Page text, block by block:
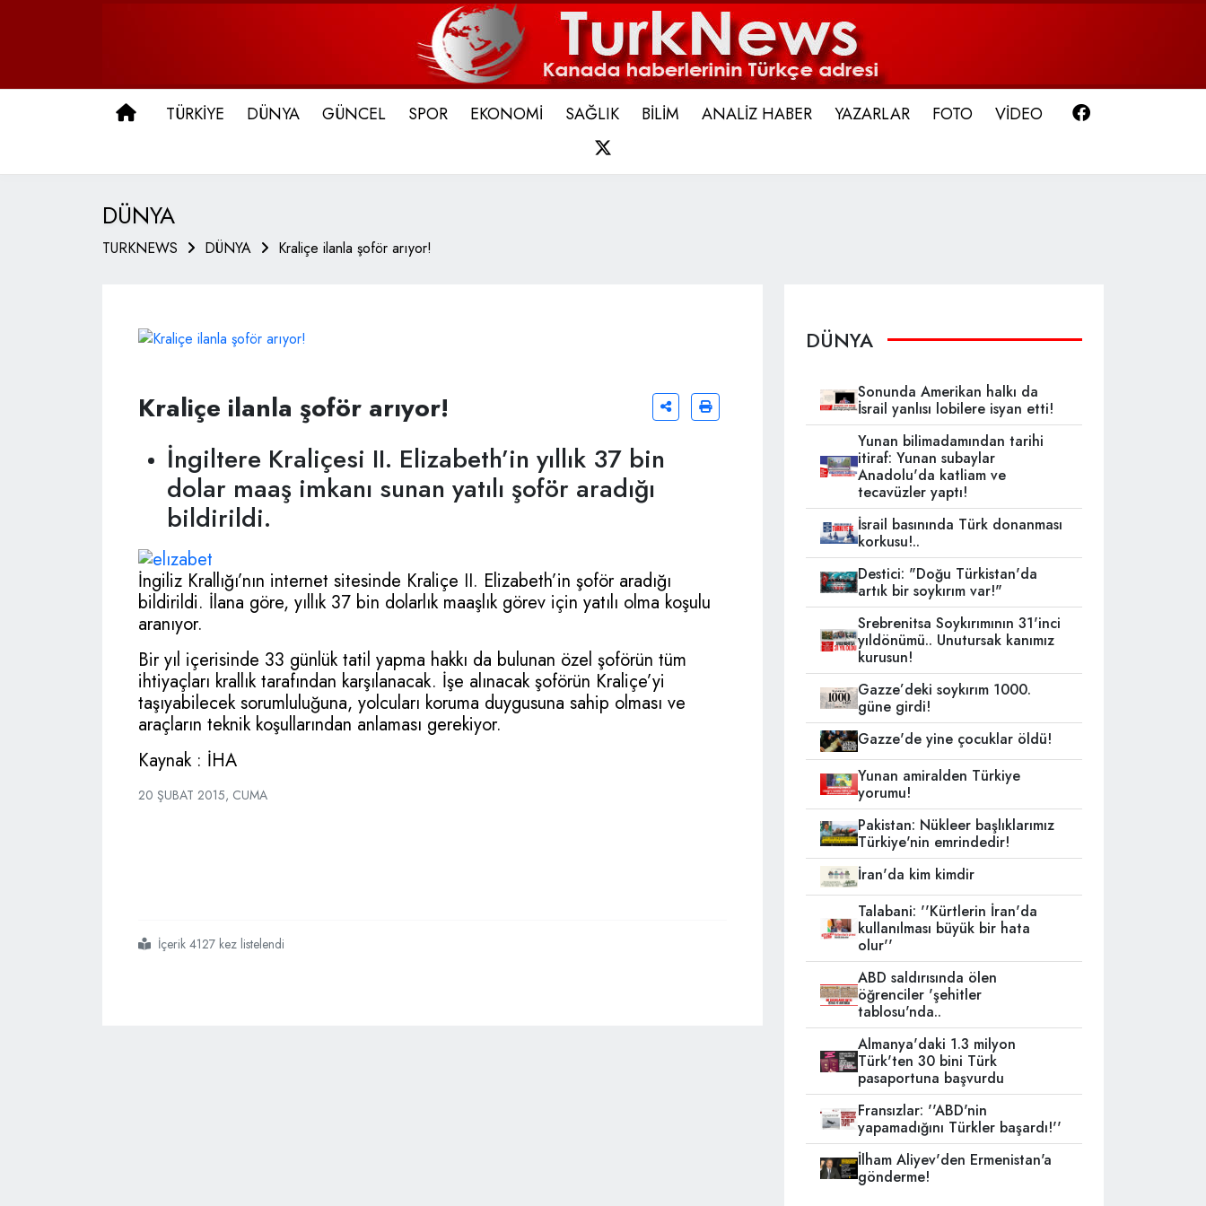
ANA SAYFA
TÜRKİYE DÜNYA GÜNCEL SPOR EKONOMİ SAĞLIK BİLİM ANALİZ HABER YAZARLAR FOTO VİDEO
DÜNYA
TURKNEWS DÜNYA Kraliçe ilanla şoför arıyor!
Kraliçe ilanla şoför arıyor!
İngiltere Kraliçesi II. Elizabeth’in yıllık 37 bin
dolar maaş imkanı sunan yatılı şoför aradığı
bildirildi.
İngiliz Krallığı’nın internet sitesinde Kraliçe II. Elizabeth’in şoför aradığı
bildirildi. İlana göre, yıllık 37 bin dolarlık maaşlık görev için yatılı olma koşulu
aranıyor.
Bir yıl içerisinde 33 günlük tatil yapma hakkı da bulunan özel şoförün tüm
ihtiyaçları krallık tarafından karşılanacak. İşe alınacak şoförün Kraliçe’yi
taşıyabilecek sorumluluğuna, yolcuları koruma duygusuna sahip olması ve
araçların teknik koşullarından anlaması gerekiyor.
Kaynak : İHA
20 ŞUBAT 2015, CUMA
#kraliçe
#ilanla
#şoför
#arıyorİçerik 4127 kez listelendi
DÜNYA
Sonunda Amerikan halkı da
İsrail yanlısı lobilere isyan etti!
Yunan bilimadamından tarihi
itiraf: Yunan subaylar
Anadolu'da katliam ve
tecavüzler yaptı!
İsrail basınında Türk donanması
korkusu!..
Destici: "Doğu Türkistan'da
artık bir soykırım var!"
Srebrenitsa Soykırımının 31'inci
yıldönümü.. Unutursak kanımız
kurusun!
Gazze’deki soykırım 1000.
güne girdi!
Gazze'de yine çocuklar öldü!
Yunan amiralden Türkiye
yorumu!
Pakistan: Nükleer başlıklarımız
Türkiye'nin emrindedir!
İran'da kim kimdir
Talabani: ''Kürtlerin İran'da
kullanılması büyük bir hata
olur''
ABD saldırısında ölen
öğrenciler 'şehitler
tablosu'nda..
Almanya'daki 1.3 milyon
Türk'ten 30 bini Türk
pasaportuna başvurdu
Fransızlar: ''ABD'nin
yapamadığını Türkler başardı!''
İlham Aliyev'den Ermenistan'a
gönderme!